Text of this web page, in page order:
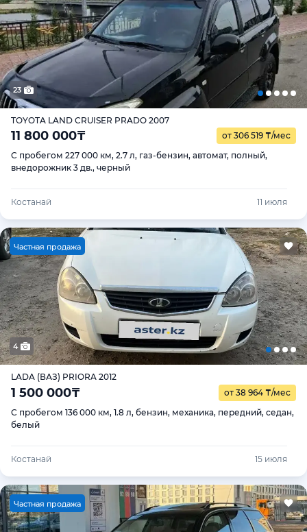
23
TOYOTA LAND CRUISER PRADO 2007
11 800 000₸ от 306 519 ₸/мес
С пробегом 227 000 км, 2.7 л, газ-бензин, автомат, полный,
внедорожник 3 дв., черный
Костанай 11 июля
Частная продажа
4
LADA (ВАЗ) PRIORA 2012
1 500 000₸ от 38 964 ₸/мес
С пробегом 136 000 км, 1.8 л, бензин, механика, передний, седан,
белый
Костанай 15 июля
Частная продажа